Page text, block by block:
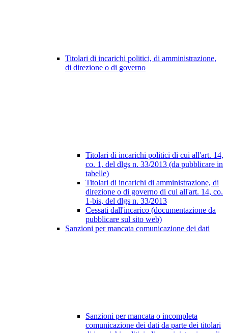
Titolari di incarichi politici, di amministrazione,
di direzione o di governo
Titolari di incarichi politici di cui all'art. 14,
co. 1, del dlgs n. 33/2013 (da pubblicare in
tabelle)
Titolari di incarichi di amministrazione, di
direzione o di governo di cui all'art. 14, co.
1-bis, del dlgs n. 33/2013
Cessati dall'incarico (documentazione da
pubblicare sul sito web)
Sanzioni per mancata comunicazione dei dati
Sanzioni per mancata o incompleta
comunicazione dei dati da parte dei titolari